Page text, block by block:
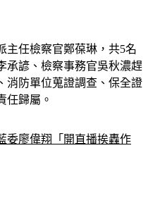
主任檢察官鄭葆琳，共5名
承諺、檢察事務官吳秋濃趕
消防單位蒐證調查、保全證
任歸屬。
委廖偉翔「開直播挨轟作